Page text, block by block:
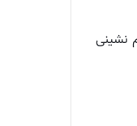
نشینی